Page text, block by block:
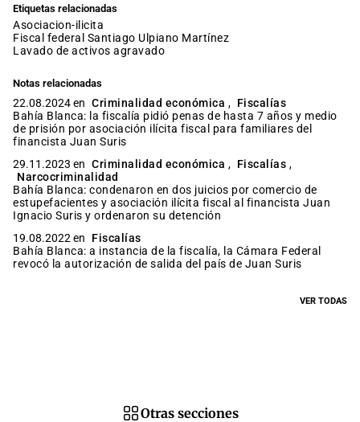
Etiquetas relacionadas
asociacion-ilicita
fiscal federal Santiago Ulpiano Martínez
lavado de activos agravado
Notas relacionadas
22.08.2024 en Criminalidad económica , Fiscalías
Bahía Blanca: la fiscalía pidió penas de hasta 7 años y medio
de prisión por asociación ilícita fiscal para familiares del
financista Juan Suris
29.11.2023 en Criminalidad económica , Fiscalías ,
Narcocriminalidad
Bahía Blanca: condenaron en dos juicios por comercio de
estupefacientes y asociación ilícita fiscal al financista Juan
Ignacio Suris y ordenaron su detención
19.08.2022 en
Fiscalías
Bahía Blanca: a instancia de la fiscalía, la Cámara Federal
revocó la autorización de salida del país de Juan Suris
VER TODAS
Otras secciones